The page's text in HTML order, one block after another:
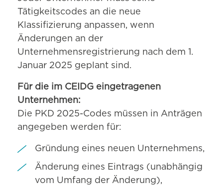
Tätigkeitscodes an die neue
Klassifizierung anpassen, wenn
Änderungen an der
Unternehmensregistrierung nach dem 1.
Januar 2025 geplant sind.
Für die im CEIDG eingetragenen
Unternehmen:
Die PKD 2025-Codes müssen in Anträgen
angegeben werden für:
Gründung eines neuen Unternehmens,
Änderung eines Eintrags (unabhängig
vom Umfang der Änderung),